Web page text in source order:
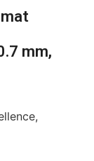
mm,